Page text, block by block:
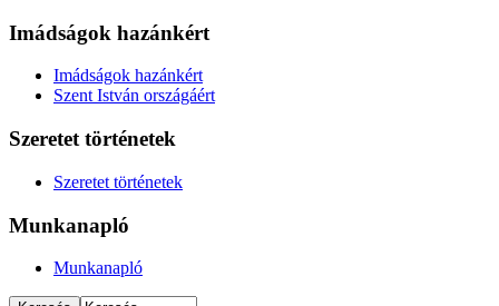
Imádságok hazánkért
Imádságok hazánkért
Szent István országáért
Szeretet történetek
Szeretet történetek
Munkanapló
Munkanapló